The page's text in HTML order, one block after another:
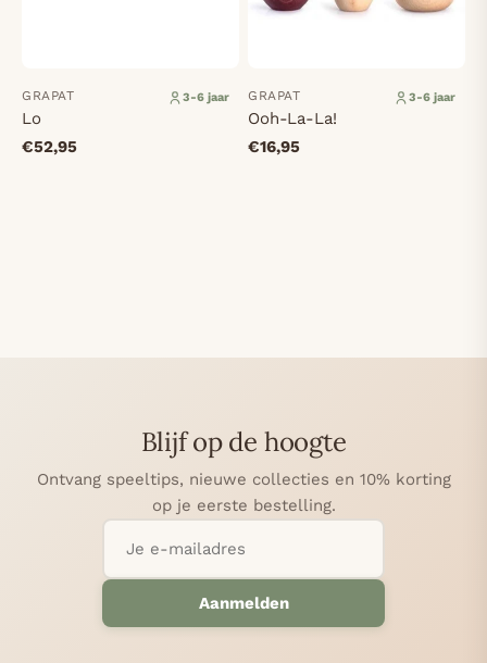
GRAPAT 3-6 jaar
Lo
€52,95
GRAPAT 3-6 jaar
Ooh-La-La!
€16,95
Blijf op de hoogte
Ontvang speeltips, nieuwe collecties en 10% korting
op je eerste bestelling.
Aanmelden